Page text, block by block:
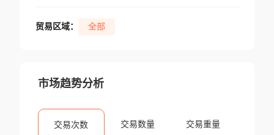
贸易区域： 全部
市场趋势分析
交易次数 交易数量 交易重量